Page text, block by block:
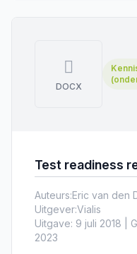
DOCX
Test readiness
Auteurs:Eric van den
Uitgever:Vialis
Uitgave: 9 juli 2018 |
2023